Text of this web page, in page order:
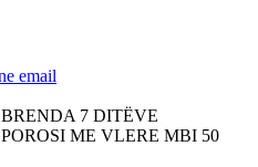
email
7 DITËVE
ME VLERE MBI 50